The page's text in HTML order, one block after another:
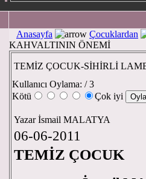
Anasayfa
Çocuklardan
KAHVALTININ ÖNEMİ
TEMİZ ÇOCUK-SİHİRLİ
Kullanıcı Oylama: / 3
Kötü
Çok iyi
Yazar İsmail MALATYA
06-06-2011
TEMİZ ÇOCUK